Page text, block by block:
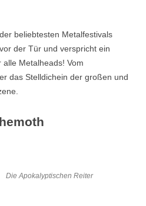
beliebtesten Metalfestivals
der Tür und verspricht ein
Metalheads! Vom
das Stelldichein der großen und
Die Apokalyptischen Reiter